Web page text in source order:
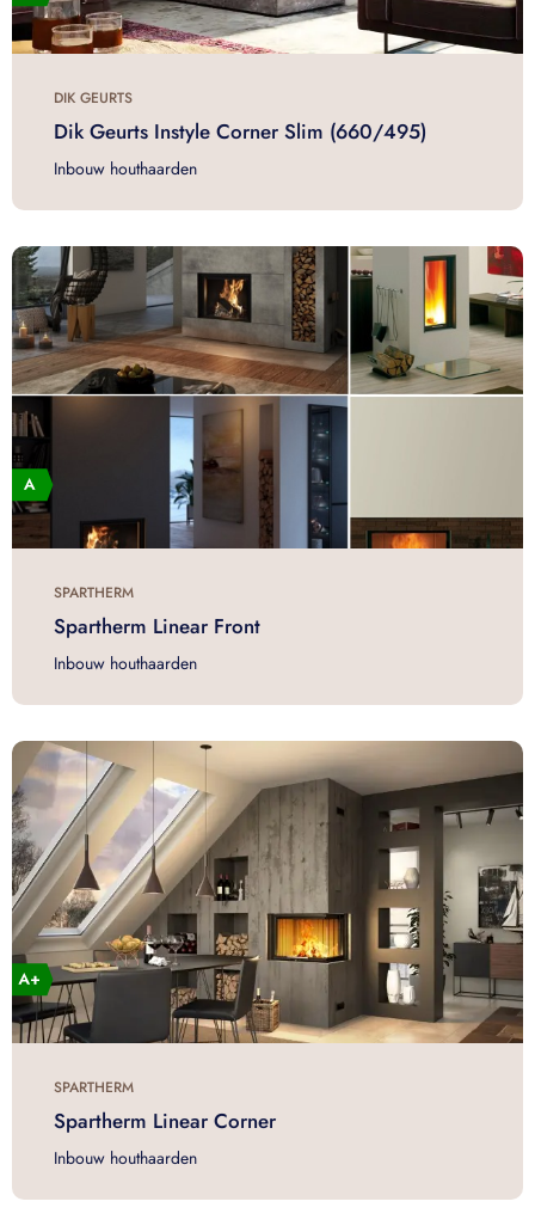
DIK GEURTS
Dik Geurts Instyle Corner Slim (660/495)
Inbouw houthaarden
SPARTHERM
Spartherm Linear Front
Inbouw houthaarden
SPARTHERM
Spartherm Linear Corner
Inbouw houthaarden